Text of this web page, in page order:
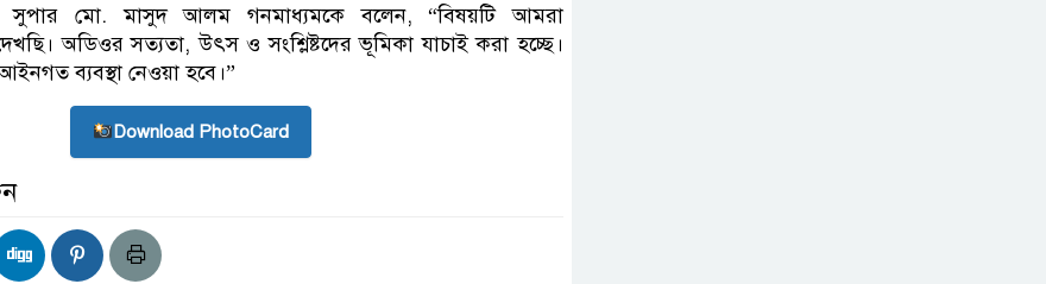
সুপার মো. মাসুদ আলম গনমাধ্যমকে বলেন, “বিষয়টি আমরা
অডিওর সত্যতা, উৎস ও সংশ্লিষ্টদের ভূমিকা যাচাই করা হচ্ছে।
ব্যবস্থা নেওয়া হবে।”
Download PhotoCard